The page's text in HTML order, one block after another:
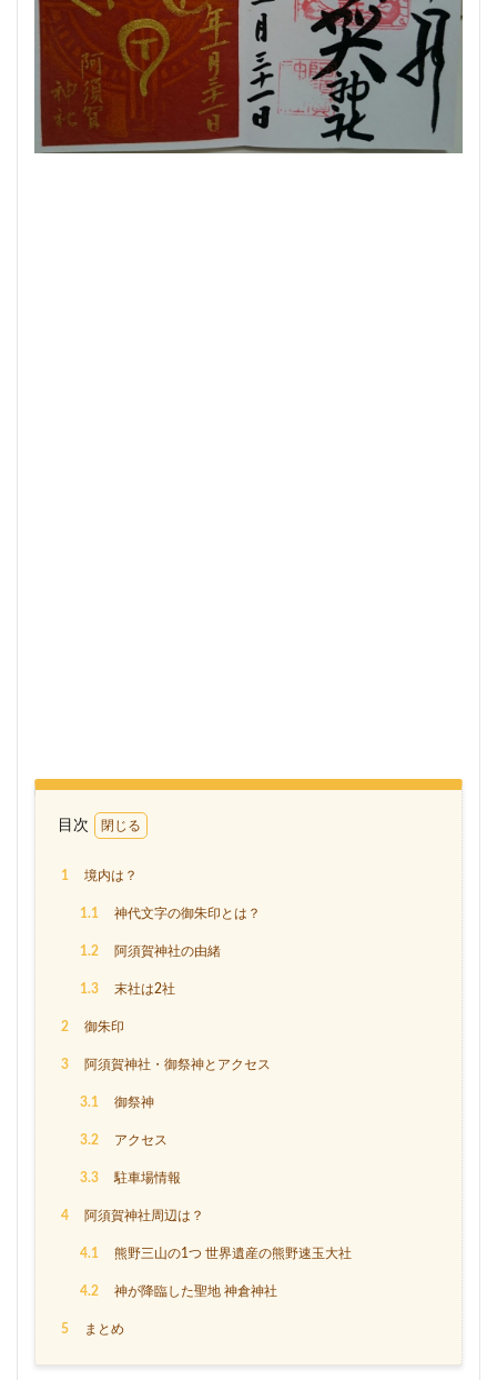
目次
1 境内は？
1.1 神代文字の御朱印とは？
1.2 阿須賀神社の由緒
1.3 末社は2社
2 御朱印
3 阿須賀神社・御祭神とアクセス
3.1 御祭神
3.2 アクセス
3.3 駐車場情報
4 阿須賀神社周辺は？
4.1 熊野三山の1つ 世界遺産の熊野速玉大社
4.2 神が降臨した聖地 神倉神社
5 まとめ